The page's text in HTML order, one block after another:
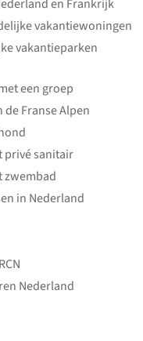
en Frankrijk
vakantiewoningen
vakantieparken
een groep
Franse Alpen
privé sanitair
zwembad
in Nederland
Nederland